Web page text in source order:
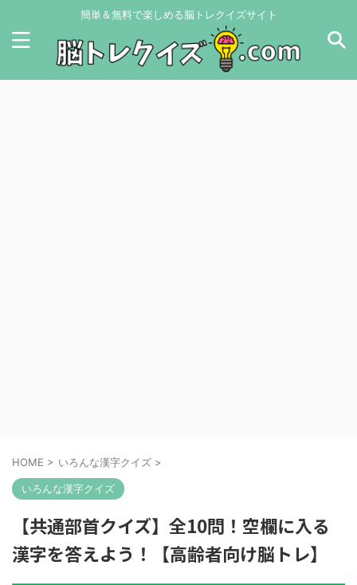
簡単＆無料で楽しめる脳トレクイズサイト
HOME > いろんな漢字クイズ >
いろんな漢字クイズ
【共通部首クイズ】全10問！空欄に入る
漢字を答えよう！【高齢者向け脳トレ】